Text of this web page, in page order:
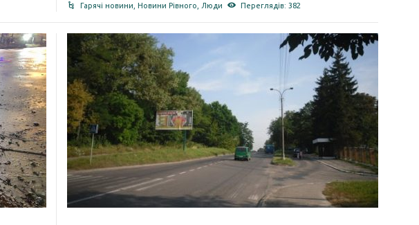
Гарячі новини ,Новини Рівного Люди Переглядів: 382